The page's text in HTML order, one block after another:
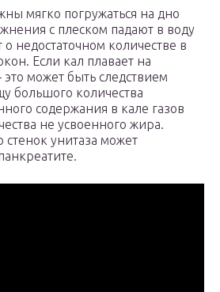
мягко погружаться на дно
с плеском падают в воду
о недостаточном количестве в
Если кал плавает на
может быть следствием
большого количества
содержания в кале газов
не усвоенного жира.
унитаза может